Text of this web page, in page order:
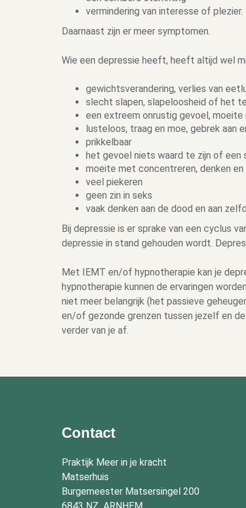
vermindering van interesse of plezier.
Daarnaast zijn er meer symptomen.
Wie een depressie heeft, heeft altijd wel
gewichtsverandering, verlies van
slecht slapen, slapeloosheid of het
een extreem onrustig gevoel,
lusteloos, traag en moe, gebrek aan
prikkelbaar
het gevoel niets waard te zijn of een
moeite met concentreren, denken en
veel piekeren
geen zin in seks
vaak denken aan de dood en aan
Bij depressie is er sprake van een cyclus
depressie in stand gehouden wordt.
Met IEMT en/of hypnotherapie kan je
hypnotherapie kunnen de ervaringen
niet meer belangrijk (het passieve
en/of gezonde grenzen tussen jezelf en
verder van je af.
Contact
Praktijk Meer in je kracht
Matserhuis
Burgemeester Matsersingel 200